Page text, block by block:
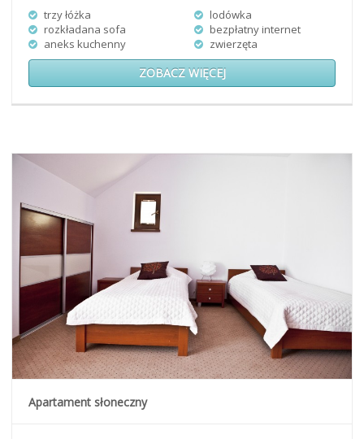
trzy łóżka
rozkładana sofa
aneks kuchenny
lodówka
bezpłatny internet
zwierzęta
ZOBACZ WIĘCEJ
Apartament słoneczny